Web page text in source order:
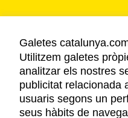
POLÍTICA
Galetes
Utilitzem galetes
analitzar els nostres
publicitat relacionada
usuaris segons un
seus hàbits de